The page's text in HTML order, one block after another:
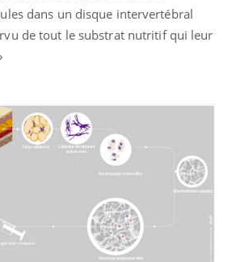
dans un disque intervertébral
de tout le substrat nutritif qui leur